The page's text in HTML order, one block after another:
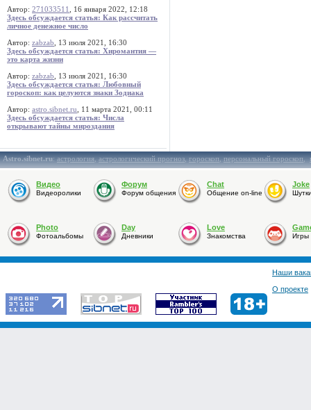
Автор: 271033511
, 16 января 2022, 12:18
Здесь обсуждается статья: Как рассчитать
личное денежное число
Автор: zabzab , 13 июля 2021, 16:30
Здесь обсуждается статья: Хиромантия —
это карта жизни
Автор: zabzab , 13 июля 2021, 16:30
Здесь обсуждается статья: Любовный
гороскоп: как целуются знаки Зодиака
Автор: astro.sibnet.ru , 11 марта 2021, 00:11
Здесь обсуждается статья: Числа
открывают тайны мироздания
Astro.sibnet.ru:астрология,астрологический прогноз,гороскоп,персональный гороскоп,
Видео
Видеоролики
Форум
Форум общения
Chat
Общение on-line
Joke
Photo
Фотоальбомы
Day
Дневники
Love
Знакомства Игры
Наши
О проекте